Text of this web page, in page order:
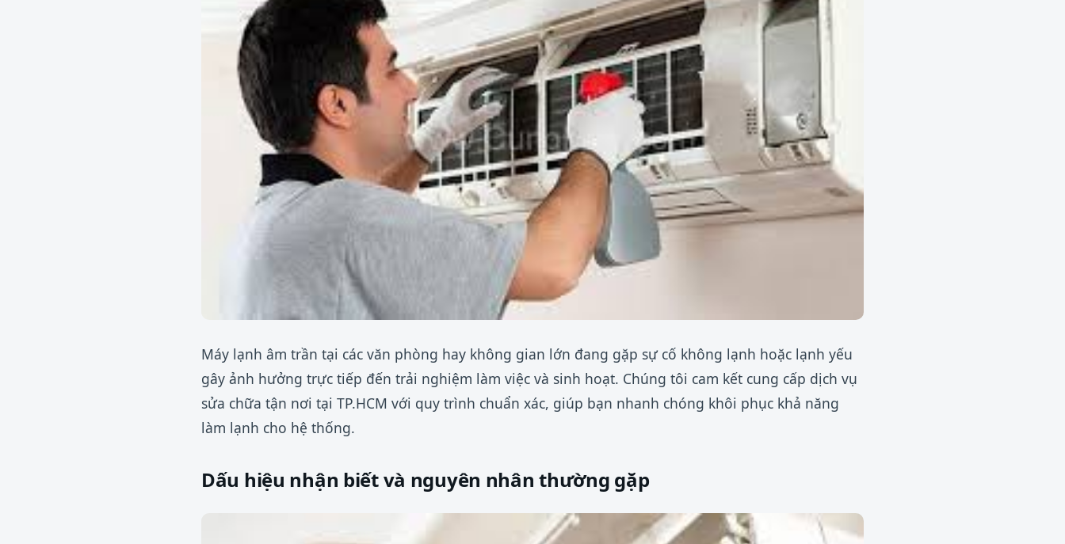
Máy lạnh âm trần tại các văn phòng hay không gian lớn đang gặp sự cố không lạnh hoặc lạnh yếu
gây ảnh hưởng trực tiếp đến trải nghiệm làm việc và sinh hoạt. Chúng tôi cam kết cung cấp dịch vụ
sửa chữa tận nơi tại TP.HCM với quy trình chuẩn xác, giúp bạn nhanh chóng khôi phục khả năng
làm lạnh cho hệ thống.
Dấu hiệu nhận biết và nguyên nhân thường gặp